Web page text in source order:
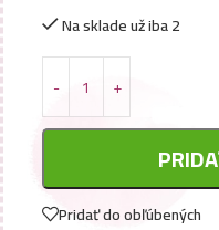
Na sklade už iba 2
Pridať do obľúbených